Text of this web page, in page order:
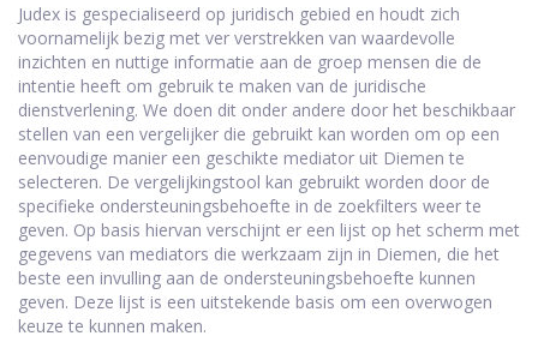
Judex is gespecialiseerd op juridisch gebied en houdt zich
voornamelijk bezig met ver verstrekken van waardevolle
inzichten en nuttige informatie aan de groep mensen die de
intentie heeft om gebruik te maken van de juridische
dienstverlening. We doen dit onder andere door het beschikbaar
stellen van een vergelijker die gebruikt kan worden om op een
eenvoudige manier een geschikte mediator uit Diemen te
selecteren. De vergelijkingstool kan gebruikt worden door de
specifieke ondersteuningsbehoefte in de zoekfilters weer te
geven. Op basis hiervan verschijnt er een lijst op het scherm met
gegevens van mediators die werkzaam zijn in Diemen, die het
beste een invulling aan de ondersteuningsbehoefte kunnen
geven. Deze lijst is een uitstekende basis om een overwogen
keuze te kunnen maken.